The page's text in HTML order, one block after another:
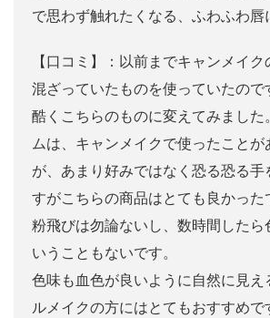
で思わず触れたくなる、ふわふわ唇
【口コミ】：以前までキャンメイ
混ざっていたものを使っていたの
酷くこちらのものに変えてみました
ムは、キャンメイクで使ったことが
が、あまり好みではなく恐る恐る
すがこちらの商品はとても良かった
粉飛びは勿論ないし、数時間した
いうこともないです。
色味も血色が良いように自然に見え
ルメイクの方にはとてもおすすめで